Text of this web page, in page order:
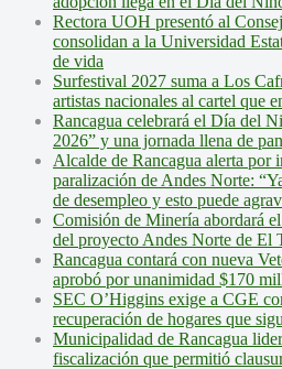
Rectora UOH presentó al
consolidan a la Universidad
de vida
Surfestival 2027 suma a Los
artistas nacionales al cartel que
Rancagua celebrará el Día del
2026” y una jornada llena de
Alcalde de Rancagua alerta por
paralización de Andes Norte:
de desempleo y esto puede
Comisión de Minería abordará
del proyecto Andes Norte de El
Rancagua contará con nueva
aprobó por unanimidad $170
SEC O’Higgins exige a CGE
recuperación de hogares que
Municipalidad de Rancagua
fiscalización que permitió